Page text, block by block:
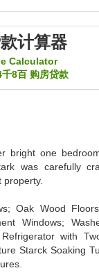
计算器
Calculator
千8百 购房贷款
bright one
was carefully
Oak Wood
Windows;
with
Starck Soaking